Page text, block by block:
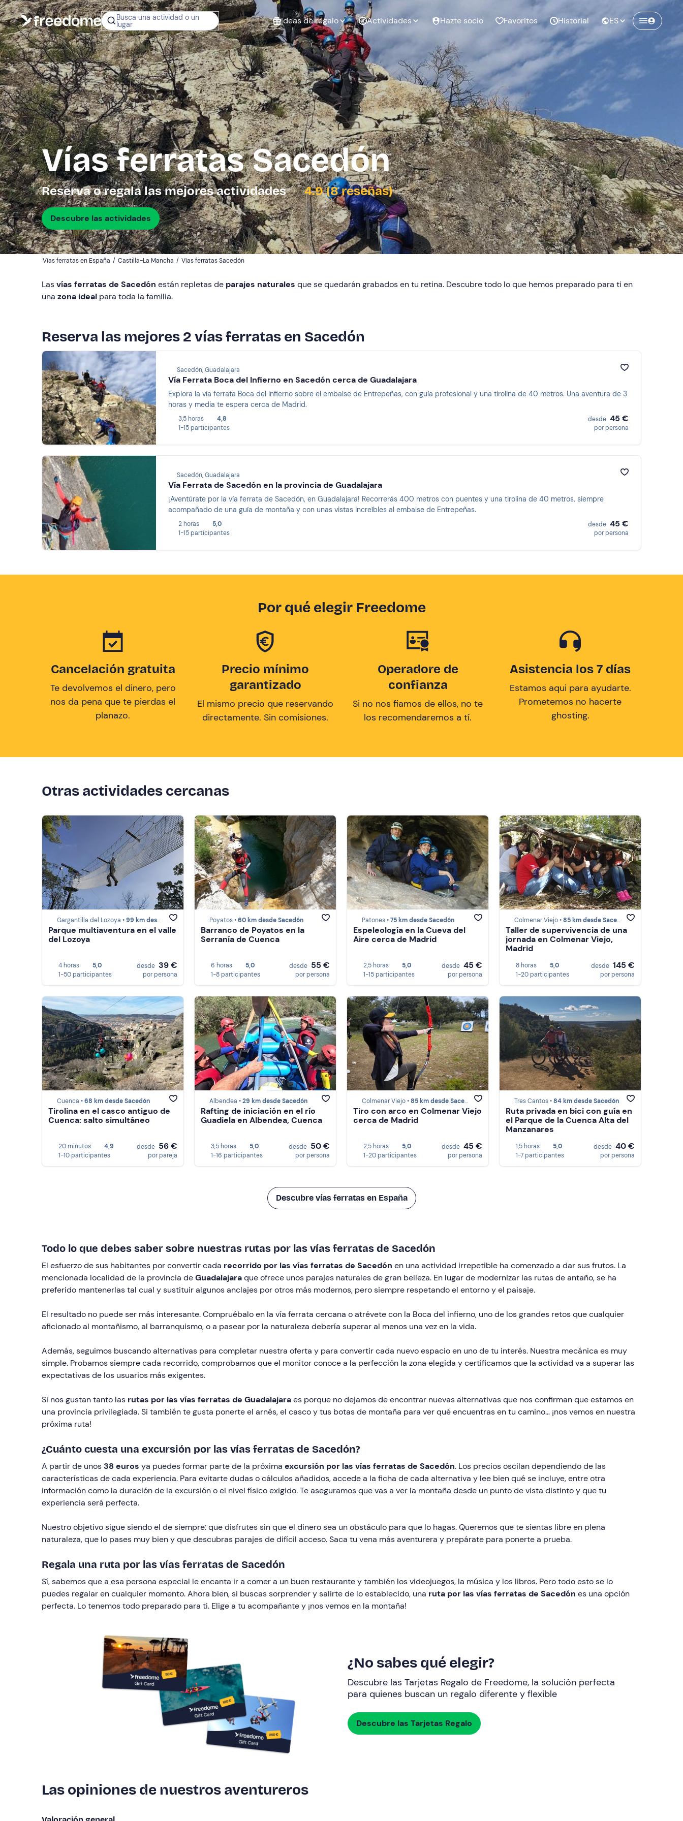
Busca una actividad o un
lugar Ideas de regalo
¿No sabes qué
regalar?
Tarjeta Regalo
Freedome
Un regalo digital que te
permite elegir
experiencias al aire libre
en toda España
Regala una tarjeta
Experiencias
para regalar
Experiencias
para regalar
en pareja
Regalo de
cumpleaños
Regalo de
graduación
Despedida de
soltero
Despedida de
soltera
Actividades Hazte socio Favoritos Historial ES
Vías ferratas Sacedón
Reserva o regala las mejores actividades 4.9 (8 reseñas)
Descubre las actividades
Vías ferratas en España / Castilla-La Mancha / Vías ferratas Sacedón
Lasvías ferratas de Sacedón están repletas de parajes naturales que se quedarán grabados en tu retina. Descubre todo lo que hemos preparado para ti en
una zona ideal para toda la familia.
Reserva las mejores 2 vías ferratas en Sacedón
Sacedón, Guadalajara
Vía Ferrata Boca del Infierno en Sacedón cerca de Guadalajara
Explora la vía ferrata Boca del Infierno sobre el embalse de Entrepeñas, con guía profesional y una tirolina de 40 metros. Una aventura de 3
horas y media te espera cerca de Madrid.
3,5 horas
4,8
1-15 participantes
desde 45 €
por persona
Sacedón, Guadalajara
Vía Ferrata de Sacedón en la provincia de Guadalajara
¡Aventúrate por la vía ferrata de Sacedón, en Guadalajara! Recorrerás 400 metros con puentes y una tirolina de 40 metros, siempre
acompañado de una guía de montaña y con unas vistas increíbles al embalse de Entrepeñas.
2 horas
5,0
1-15 participantes
desde 45 €
por persona
Por qué elegir Freedome
Cancelación gratuita
Te devolvemos el dinero, pero
nos da pena que te pierdas el
planazo.
Precio mínimo
garantizado
El mismo precio que reservando
directamente. Sin comisiones.
Operadore de
confianza
Si no nos fiamos de ellos, no te
los recomendaremos a tí.
Asistencia los 7 días
Estamos aqui para ayudarte.
Prometemos no hacerte
ghosting.
Otras actividades cercanas
Gargantilla del Lozoya •99 km desde Sacedón
Parque multiaventura en el valle
del Lozoya
4 horas
5,0
1-50 participantes
desde 39 €
por persona
Poyatos •60 km desde Sacedón
Barranco de Poyatos en la
Serranía de Cuenca
6 horas
5,0
1-8 participantes
desde 55 €
por persona
Patones •75 km desde Sacedón
Espeleología en la Cueva del
Aire cerca de Madrid
2,5 horas
5,0
1-15 participantes
desde 45 €
por persona
Colmenar Viejo •85 km desde Sacedón
Taller de supervivencia de una
jornada en Colmenar Viejo,
Madrid
8 horas
5,0
1-20 participantes
desde 145 €
por persona
Cuenca •68 km desde Sacedón
Tirolina en el casco antiguo de
Cuenca: salto simultáneo
20 minutos
4,9
1-10 participantes
desde 56 €
por pareja
Albendea •29 km desde Sacedón
Rafting de iniciación en el río
Guadiela en Albendea, Cuenca
3,5 horas
5,0
1-16 participantes
desde 50 €
por persona
Colmenar Viejo •85 km desde Sacedón
Tiro con arco en Colmenar Viejo
cerca de Madrid
2,5 horas
5,0
1-20 participantes
desde 45 €
por persona
Tres Cantos •84 km desde Sacedón
Ruta privada en bici con guía en
el Parque de la Cuenca Alta del
Manzanares
1,5 horas
5,0
1-7 participantes
desde 40 €
por persona
Descubre vías ferratas en España
Todo lo que debes saber sobre nuestras rutas por las vías ferratas de Sacedón
El esfuerzo de sus habitantes por convertir cada recorrido por las vías ferratas de Sacedón en una actividad irrepetible ha comenzado a dar sus frutos. La
mencionada localidad de la provincia deGuadalajaraque ofrece unos parajes naturales de gran belleza. En lugar de modernizar las rutas de antaño, se ha
preferido mantenerlas tal cual y sustituir algunos anclajes por otros más modernos, pero siempre respetando el entorno y el paisaje.
El resultado no puede ser más interesante. Compruébalo en la vía ferrata cercana o atrévete con la Boca del infierno, uno de los grandes retos que cualquier
aficionado al montañismo, al barranquismo, o a pasear por la naturaleza debería superar al menos una vez en la vida.
Además, seguimos buscando alternativas para completar nuestra oferta y para convertir cada nuevo espacio en uno de tu interés. Nuestra mecánica es muy
simple. Probamos siempre cada recorrido, comprobamos que el monitor conoce a la perfección la zona elegida y certificamos que la actividad va a superar las
expectativas de los usuarios más exigentes.
Si nos gustan tanto las rutas por las vías ferratas de Guadalajaraes porque no dejamos de encontrar nuevas alternativas que nos confirman que estamos en
una provincia privilegiada. Si también te gusta ponerte el arnés, el casco y tus botas de montaña para ver qué encuentras en tu camino… ¡nos vemos en nuestra
próxima ruta!
¿Cuánto cuesta una excursión por las vías ferratas de Sacedón?
A partir de unos38 euros ya puedes formar parte de la próxima excursión por las vías ferratas de Sacedón. Los precios oscilan dependiendo de las
características de cada experiencia. Para evitarte dudas o cálculos añadidos, accede a la ficha de cada alternativa y lee bien qué se incluye, entre otra
información como la duración de la excursión o el nivel físico exigido. Te aseguramos que vas a ver la montaña desde un punto de vista distinto y que tu
experiencia será perfecta.
Nuestro objetivo sigue siendo el de siempre: que disfrutes sin que el dinero sea un obstáculo para que lo hagas. Queremos que te sientas libre en plena
naturaleza, que lo pases muy bien y que descubras parajes de difícil acceso. Saca tu vena más aventurera y prepárate para ponerte a prueba.
Regala una ruta por las vías ferratas de Sacedón
Sí, sabemos que a esa persona especial le encanta ir a comer a un buen restaurante y también los videojuegos, la música y los libros. Pero todo esto se lo
puedes regalar en cualquier momento. Ahora bien, si buscas sorprender y salirte de lo establecido, una ruta por las vías ferratas de Sacedón es una opción
perfecta. Lo tenemos todo preparado para ti. Elige a tu acompañante y ¡nos vemos en la montaña!
¿No sabes qué elegir?
Descubre las Tarjetas Regalo de Freedome, la solución perfecta
para quienes buscan un regalo diferente y flexible
Descubre las Tarjetas Regalo
Las opiniones de nuestros aventureros